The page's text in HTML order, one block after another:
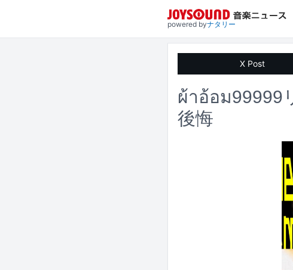
powered byナタリー
X Post
ผ้าอ้อม99999
後悔